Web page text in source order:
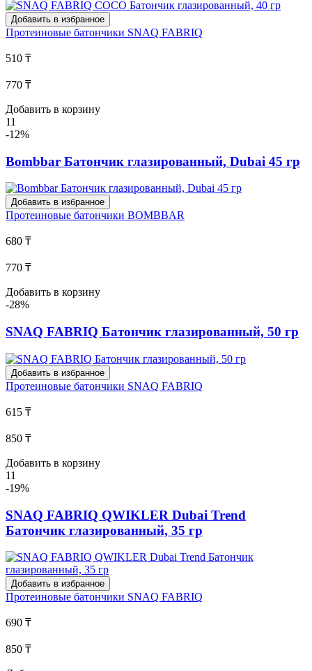
Добавить в избранное
Протеиновые батончики SNAQ FABRIQ
510 ₸
770 ₸
Добавить в корзину
11
-12%
Bombbar Батончик глазированный, Dubai 45 гр
Добавить в избранное
Протеиновые батончики BOMBBAR
680 ₸
770 ₸
Добавить в корзину
-28%
SNAQ FABRIQ Батончик глазированный, 50 гр
Добавить в избранное
Протеиновые батончики SNAQ FABRIQ
615 ₸
850 ₸
Добавить в корзину
11
-19%
SNAQ FABRIQ QWIKLER Dubai Trend
Батончик глазированный, 35 гр
Добавить в избранное
Протеиновые батончики SNAQ FABRIQ
690 ₸
850 ₸